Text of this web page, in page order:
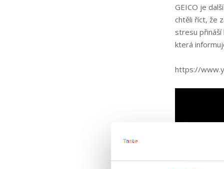
GEICO je
chtěli říct, že
stresu přináší
která
https://